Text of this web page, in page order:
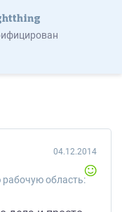
область:
04.12.2014